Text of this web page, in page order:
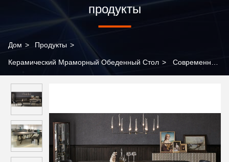
продукты
Дом > Продукты >
Керамический Мраморный Обеденный Стол > Современный
прямоугольный мраморный обеденный стол с
металлическими ножками